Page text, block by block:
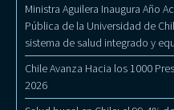
Ministra Aguilera Inaugura Año
Pública de la Universidad de
sistema de salud integrado y
Chile Avanza Hacia los 1000
2026